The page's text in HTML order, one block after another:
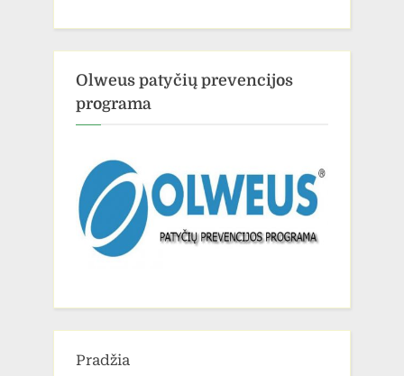
Olweus patyčių prevencijos
programa
Pradžia